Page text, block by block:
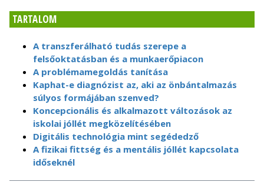
TARTALOM
A transzferálható tudás szerepe a
felsőoktatásban és a munkaerőpiacon
A problémamegoldás tanítása
Kaphat-e diagnózist az, aki az önbántalmazás
súlyos formájában szenved?
Koncepcionális és alkalmazott változások az
iskolai jóllét megközelítésében
Digitális technológia mint segédedző
A fizikai fittség és a mentális jóllét kapcsolata
időseknél